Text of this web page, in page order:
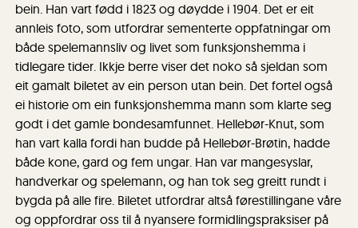
bein. Han vart fødd i 1823 og døydde i 1904. Det er eit
annleis foto, som utfordrar sementerte oppfatningar om
både spelemannsliv og livet som funksjonshemma i
tidlegare tider. Ikkje berre viser det noko så sjeldan som
eit gamalt biletet av ein person utan bein. Det fortel også
ei historie om ein funksjonshemma mann som klarte seg
godt i det gamle bondesamfunnet. Hellebør-Knut, som
han vart kalla fordi han budde på Hellebør-Brøtin, hadde
både kone, gard og fem ungar. Han var mangesyslar,
handverkar og spelemann, og han tok seg greitt rundt i
bygda på alle fire. Biletet utfordrar altså førestillingane våre
og oppfordrar oss til å nyansere formidlingspraksiser på